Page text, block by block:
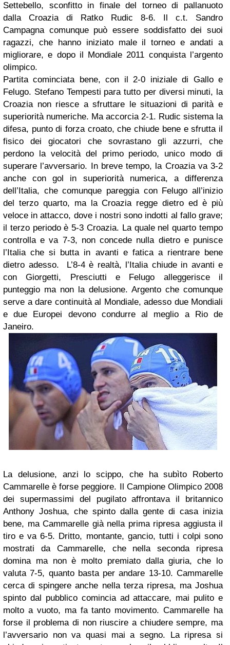
Settebello, sconfitto in finale del torneo di pallanuoto
dalla Croazia di Ratko Rudic 8-6. Il c.t. Sandro
Campagna comunque può essere soddisfatto dei suoi
ragazzi, che hanno iniziato male il torneo e andati a
migliorare, e dopo il Mondiale 2011 conquista l’argento
olimpico.
Partita cominciata bene, con il 2-0 iniziale di Gallo e
Felugo. Stefano Tempesti para tutto per diversi minuti, la
Croazia non riesce a sfruttare le situazioni di parità e
superiorità numeriche. Ma accorcia 2-1. Rudic sistema la
difesa, punto di forza croato, che chiude bene e sfrutta il
fisico dei giocatori che sovrastano gli azzurri, che
perdono la velocità del primo periodo, unico modo di
superare l’avversario. In breve tempo, la Croazia va 3-2
anche con gol in superiorità numerica, a differenza
dell’Italia, che comunque pareggia con Felugo all’inizio
del terzo quarto, ma la Croazia regge dietro ed è più
veloce in attacco, dove i nostri sono indotti al fallo grave;
il terzo periodo è 5-3 Croazia. La quale nel quarto tempo
controlla e va 7-3, non concede nulla dietro e punisce
l’Italia che si butta in avanti e fatica a rientrare bene
dietro adesso. L’8-4 è realtà, l’Italia chiude in avanti e
con Giorgetti, Presciutti e Felugo alleggerisce il
punteggio ma non la delusione. Argento che comunque
serve a dare continuità al Mondiale, adesso due Mondiali
e due Europei devono condurre al meglio a Rio de
Janeiro.
La delusione, anzi lo scippo, che ha subìto Roberto
Cammarelle è forse peggiore. Il Campione Olimpico 2008
dei supermassimi del pugilato affrontava il britannico
Anthony Joshua, che spinto dalla gente di casa inizia
bene, ma Cammarelle già nella prima ripresa aggiusta il
tiro e va 6-5. Dritto, montante, gancio, tutti i colpi sono
mostrati da Cammarelle, che nella seconda ripresa
domina ma non è molto premiato dalla giuria, che lo
valuta 7-5, quanto basta per andare 13-10. Cammarelle
cerca di spingere anche nella terza ripresa, ma Joshua
spinto dal pubblico comincia ad attaccare, mai pulito e
molto a vuoto, ma fa tanto movimento. Cammarelle ha
forse il problema di non riuscire a chiudere sempre, ma
l’avversario non va quasi mai a segno. La ripresa si